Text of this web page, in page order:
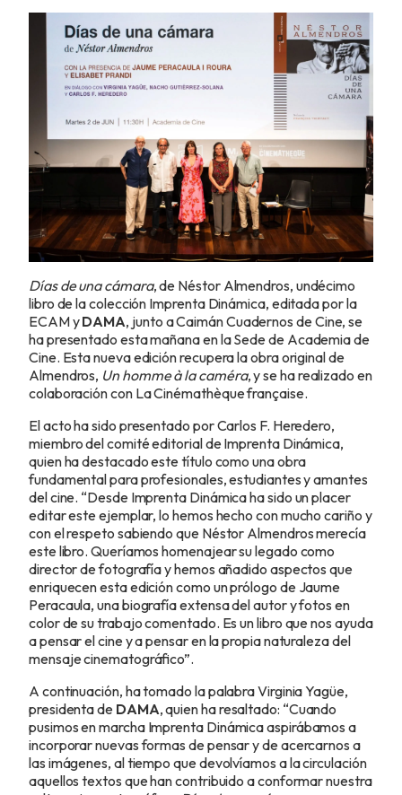
Días de una cámara, de Néstor Almendros, undécimo
libro de la colección Imprenta Dinámica, editada por la
ECAM yDAMA, junto a Caimán Cuadernos de Cine, se
ha presentado esta mañana en la Sede de Academia de
Cine. Esta nueva edición recupera la obra original de
Almendros, Un homme à la caméra, y se ha realizado en
colaboración con La Cinémathèque française.
El acto ha sido presentado por Carlos F. Heredero,
miembro del comité editorial de Imprenta Dinámica,
quien ha destacado este título como una obra
fundamental para profesionales, estudiantes y amantes
del cine. “Desde Imprenta Dinámica ha sido un placer
editar este ejemplar, lo hemos hecho con mucho cariño y
con el respeto sabiendo que Néstor Almendros merecía
este libro. Queríamos homenajear su legado como
director de fotografía y hemos añadido aspectos que
enriquecen esta edición como un prólogo de Jaume
Peracaula, una biografía extensa del autor y fotos en
color de su trabajo comentado. Es un libro que nos ayuda
a pensar el cine y a pensar en la propia naturaleza del
mensaje cinematográfico”.
A continuación, ha tomado la palabra Virginia Yagüe,
presidenta de DAMA, quien ha resaltado: “Cuando
pusimos en marcha Imprenta Dinámica aspirábamos a
incorporar nuevas formas de pensar y de acercarnos a
las imágenes, al tiempo que devolvíamos a la circulación
aquellos textos que han contribuido a conformar nuestra